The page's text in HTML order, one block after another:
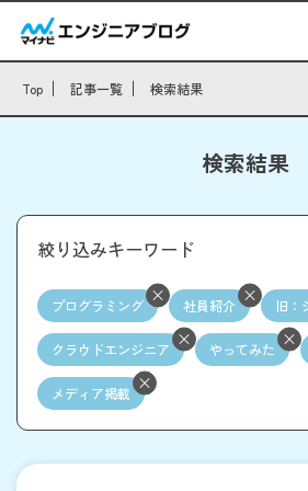
Top 記事一覧 検索結果
検索結果
絞り込みキーワード
プログラミング 社員紹介 旧：
クラウドエンジニア やってみた
メディア掲載